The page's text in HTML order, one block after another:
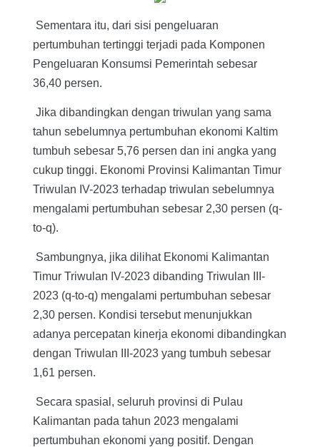
Sementara itu, dari sisi pengeluaran
pertumbuhan tertinggi terjadi pada Komponen
Pengeluaran Konsumsi Pemerintah sebesar
36,40 persen.
Jika dibandingkan dengan triwulan yang sama
tahun sebelumnya pertumbuhan ekonomi Kaltim
tumbuh sebesar 5,76 persen dan ini angka yang
cukup tinggi. Ekonomi Provinsi Kalimantan Timur
Triwulan IV-2023 terhadap triwulan sebelumnya
mengalami pertumbuhan sebesar 2,30 persen (q-
to-q).
Sambungnya, jika dilihat Ekonomi Kalimantan
Timur Triwulan IV-2023 dibanding Triwulan III-
2023 (q-to-q) mengalami pertumbuhan sebesar
2,30 persen. Kondisi tersebut menunjukkan
adanya percepatan kinerja ekonomi dibandingkan
dengan Triwulan III-2023 yang tumbuh sebesar
1,61 persen.
Secara spasial, seluruh provinsi di Pulau
Kalimantan pada tahun 2023 mengalami
pertumbuhan ekonomi yang positif. Dengan